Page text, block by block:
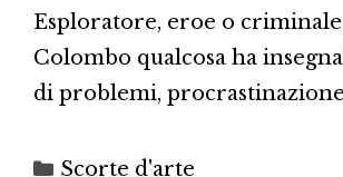
Esploratore, eroe o
Colombo qualcosa ha
di problemi,
Categorie
Scorte d'arte